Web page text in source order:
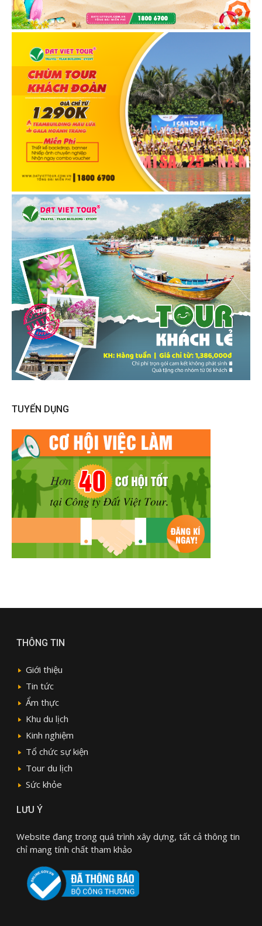
TUYỂN DỤNG
THÔNG TIN
Giới thiệu
Tin tức
Ẩm thực
Khu du lịch
Kinh nghiệm
Tổ chức sự kiện
Tour du lịch
Sức khỏe
LƯU Ý
Website đang trong quá trình xây dựng, tất cả thông tin
chỉ mang tính chất tham khảo